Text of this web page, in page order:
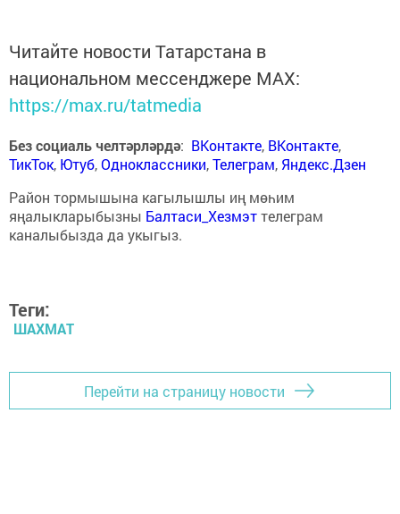
Читайте новости Татарстана в
национальном мессенджере MАХ:
https://max.ru/tatmedia
Без социаль челтәрләрдә: ВКонтакте, ВКонтакте,
ТикТок, Ютуб,Одноклассники,Телеграм, Яндекс.Дзен
Район тормышына кагылышлы иң мөһим
яңалыкларыбызны Балтаси_Хезмэттелеграм
каналыбызда да укыгыз.
Теги:
ШАХМАТ
Перейти на страницу новости